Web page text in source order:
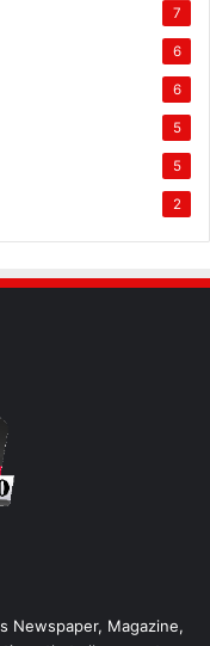
7
6
6
5
5
2
Newspaper, Magazine,